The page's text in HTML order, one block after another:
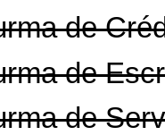
de
de
de